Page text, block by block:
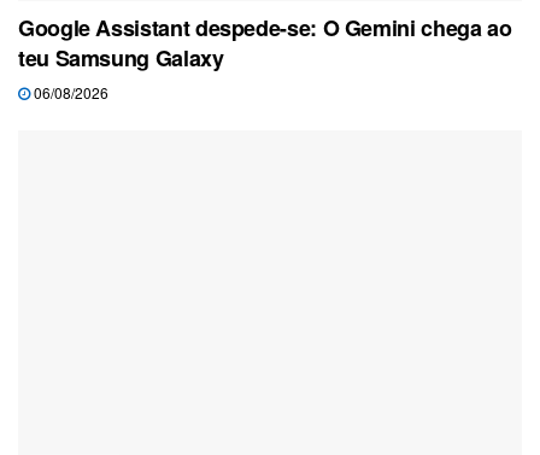
Google Assistant despede-se: O Gemini chega ao
teu Samsung Galaxy
06/08/2026